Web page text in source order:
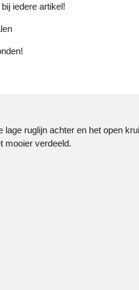
iedere artikel!
ruglijn achter en het open
mooier verdeeld.